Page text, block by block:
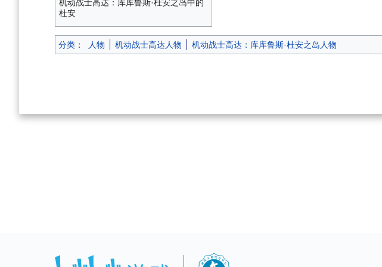
机动战士高达：库库鲁斯·杜安之岛中的
杜安
分类 ： 人物 机动战士高达人物 机动战士高达：库库鲁斯·杜安之岛人物